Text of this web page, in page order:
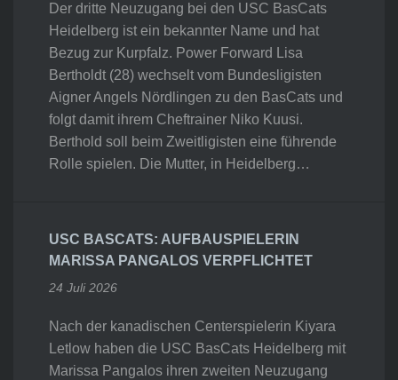
Der dritte Neuzugang bei den USC BasCats
Heidelberg ist ein bekannter Name und hat
Bezug zur Kurpfalz. Power Forward Lisa
Bertholdt (28) wechselt vom Bundesligisten
Aigner Angels Nördlingen zu den BasCats und
folgt damit ihrem Cheftrainer Niko Kuusi.
Berthold soll beim Zweitligisten eine führende
Rolle spielen. Die Mutter, in Heidelberg…
USC BASCATS: AUFBAUSPIELERIN
MARISSA PANGALOS VERPFLICHTET
24 Juli 2026
Nach der kanadischen Centerspielerin Kiyara
Letlow haben die USC BasCats Heidelberg mit
Marissa Pangalos ihren zweiten Neuzugang